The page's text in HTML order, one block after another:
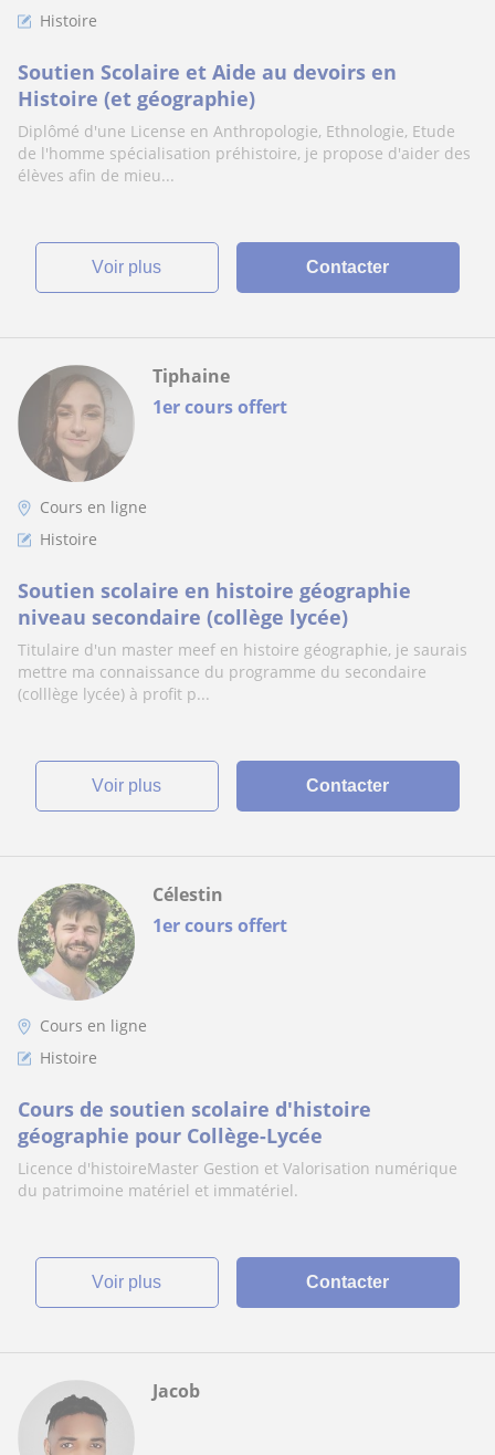
Histoire
Soutien Scolaire et Aide au devoirs en
Histoire (et géographie)
Diplômé d'une License en Anthropologie, Ethnologie, Etude
de l'homme spécialisation préhistoire, je propose d'aider des
élèves afin de mieu...
voir plus Contacter
1er cours offert
Tiphaine
Cours en ligne
Histoire
Soutien scolaire en histoire géographie
niveau secondaire (collège lycée)
Titulaire d'un master meef en histoire géographie, je saurais
mettre ma connaissance du programme du secondaire
(colllège lycée) à profit p...
voir plus Contacter
1er cours offert
Célestin
Cours en ligne
Histoire
Cours de soutien scolaire d'histoire
géographie pour Collège-Lycée
Licence d'histoireMaster Gestion et Valorisation numérique
du patrimoine matériel et immatériel.
voir plus Contacter
Jacob